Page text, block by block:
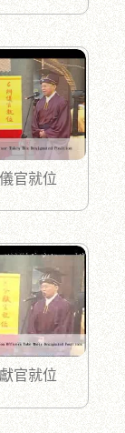
官就位
官就位